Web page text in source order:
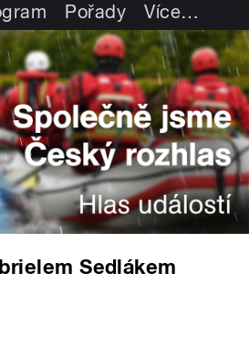
Pořady Více…
Sedlákem